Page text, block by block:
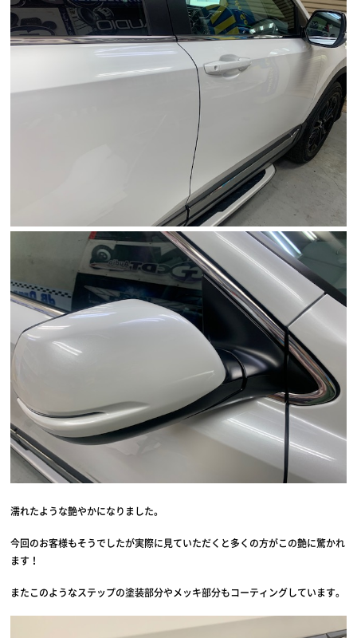
濡れたような艶やかになりました。
今回のお客様もそうでしたが実際に見ていただくと多くの方がこの艶に驚かれ
ます！
またこのようなステップの塗装部分やメッキ部分もコーティングしています。